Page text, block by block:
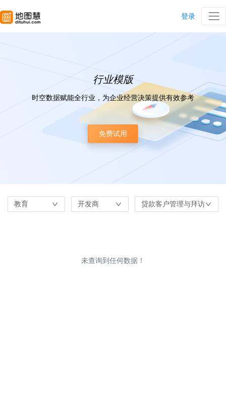
登录
行业模版
时空数据赋能全行业，为企业经营决策提供有效参考
免费试用
教育 开发商 贷款客户管理与拜访
未查询到任何数据！